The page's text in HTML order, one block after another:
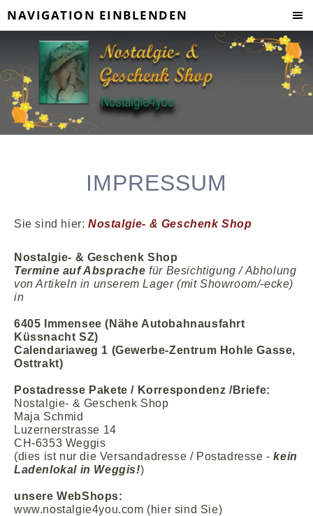
NAVIGATION EINBLENDEN
IMPRESSUM
Sie sind hier: Nostalgie- & Geschenk Shop
Nostalgie- & Geschenk Shop
Termine auf Absprache für Besichtigung / Abholung
von Artikeln in unserem Lager (mit Showroom/-ecke)
in
6405 Immensee (Nähe Autobahnausfahrt
Küssnacht SZ)
Calendariaweg 1 (Gewerbe-Zentrum Hohle Gasse,
Osttrakt)
Postadresse Pakete / Korrespondenz /Briefe:
Nostalgie- & Geschenk Shop
Maja Schmid
Luzernerstrasse 14
CH-6353 Weggis
(dies ist nur die Versandadresse / Postadresse -kein
Ladenlokal in Weggis!)
unsere WebShops:
www.nostalgie4you.com (hier sind Sie)